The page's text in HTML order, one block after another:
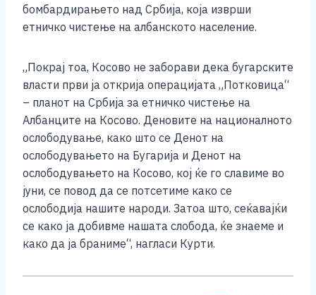
бомбардирањето над Србија, која изврши
етничко чистење на албанското население.
„Покрај тоа, Косово не заборави дека бугарските
власти први ја открија операцијата „Потковица“
– планот на Србија за етничко чистење на
Албанците на Косово. Деновите на националното
ослободување, како што се Денот на
ослободувањето на Бугарија и Денот на
ослободувањето на Косово, кој ќе го славиме во
јуни, се повод да се потсетиме како се
ослободија нашите народи. Затоа што, сеќавајќи
се како ја добивме нашата слобода, ќе знаеме и
како да ја браниме“, нагласи Курти.